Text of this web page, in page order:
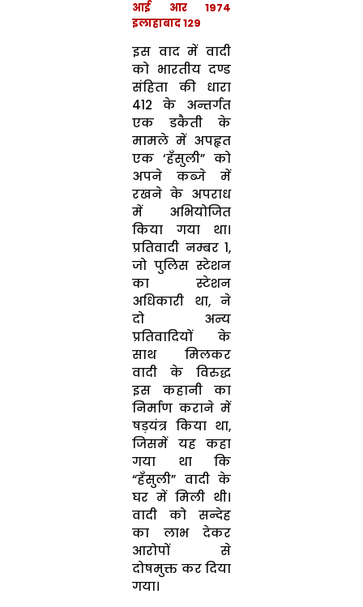
आई आर 1974
इलाहाबाद 129
इस वाद में वादी
को भारतीय दण्ड
संहिता की धारा
412 के अन्तर्गत
एक डकैती के
मामले में अपहृत
एक ‘हँसुली” को
अपने कब्जे में
रखने के अपराध
में अभियोजित
किया गया था।
प्रतिवादी नम्बर 1,
जो पुलिस स्टेशन
का स्टेशन
अधिकारी था, ने
दो अन्य
प्रतिवादियों के
साथ मिलकर
वादी के विरुद्ध
इस कहानी का
निर्माण कराने में
षड़यंत्र किया था,
जिसमें यह कहा
गया था कि
“हँसुली” वादी के
घर में मिली थी।
वादी को सन्देह
का लाभ देकर
आरोपों से
दोषमुक्त कर दिया
गया।